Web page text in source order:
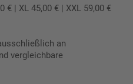
€ | XL 45,00 € | XXL 59,00 €
an
vergleichbare